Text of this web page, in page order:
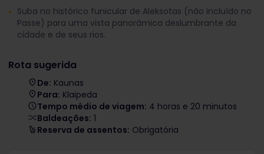
Suba no histórico funicular de Aleksotas (não incluído no
Passe) para uma vista panorâmica deslumbrante da
cidade e de seus rios.
Rota sugerida
De: Kaunas
Para: Klaipeda
Tempo médio de viagem: 4 horas e 20 minutos
Baldeações: 1
Reserva de assentos: Obrigatória